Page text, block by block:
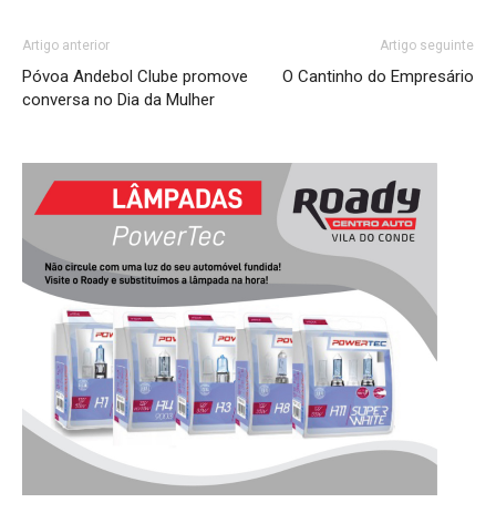
Artigo anterior
Póvoa Andebol Clube promove
conversa no Dia da Mulher
Artigo seguinte
O Cantinho do Empresário